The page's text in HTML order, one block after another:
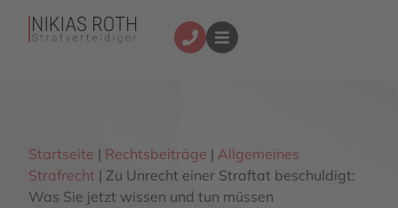
Startseite | Rechtsbeiträge | Allgemeines
Strafrecht | Zu Unrecht einer Straftat beschuldigt:
Was Sie jetzt wissen und tun müssen